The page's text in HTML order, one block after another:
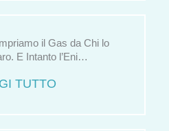
il Gas da Chi lo
E Intanto l’Eni…
TUTTO